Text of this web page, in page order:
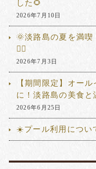
した🌻
2026年7月10日
🌞淡路島の夏を満
🏊‍♂️
2026年7月3日
【期間限定】オー
に！淡路島の美食
2026年6月25日
☀️プール利用につい